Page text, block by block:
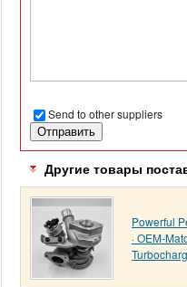
Send to other suppliers
Другие товары
Powerful
· OEM-